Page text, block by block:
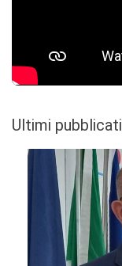
Ultimi pubblicati